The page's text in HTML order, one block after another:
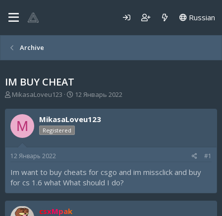
Russian
Archive
IM BUY CHEAT
А
т
о
р
т
м
MikasaLoveu123
Д
т
а
а
12 Январь 2022
M MikasaLoveu123
Registered
12 Январь 2022 #1
Im want to buy cheats for csgo and im missclick and buy
for cs 1.6 what What should I do?
csxMpak